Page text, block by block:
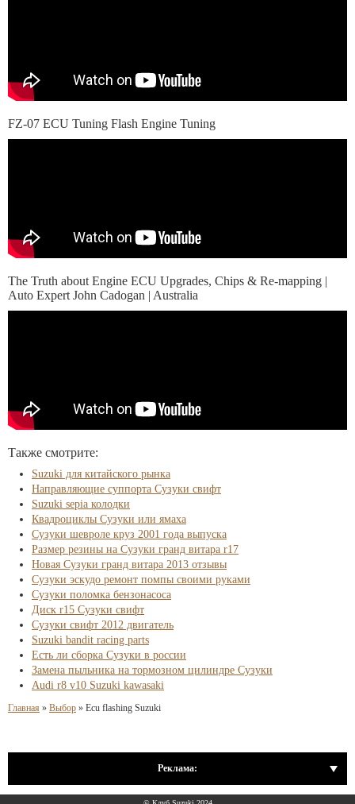
FZ-07 ECU Tuning Flash Engine Tuning
The Truth about Engine ECU Upgrades, Chips & Re-mapping |
Auto Expert John Cadogan | Australia
Также смотрите:
Suzuki для китайского рынка
Направляющие суппорта Сузуки свифт
Suzuki sepia колодки
Квадроциклы Сузуки или ямаха
Сузуки шевроле круз 2001 года выпуска
Размер резины на Сузуки гранд витара r17
Новая Сузуки гранд витара 2013 отзывы
Сузуки эскудо ремонт помпы своими руками
Сузуки поломка бензонасоса
Диск r15 Сузуки свифт
Сузуки свифт 2012 двигатель
Suzuki bandit racing parts
Есть ли сборка Сузуки в россии
Замена пыльника на тормозном цилиндре Сузуки
Audi r8 v10 Suzuki kawasaki
Главная » Выбор » Ecu flashing Suzuki
Реклама: